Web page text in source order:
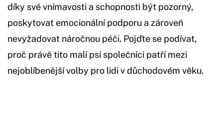
díky své vnímavosti a schopnosti být pozorný,
poskytovat emocionální podporu a zároveň
nevyžadovat náročnou péči. Pojďte se podívat,
proč právě tito malí psí společníci patří mezi
nejoblíbenější volby pro lidi v důchodovém věku.